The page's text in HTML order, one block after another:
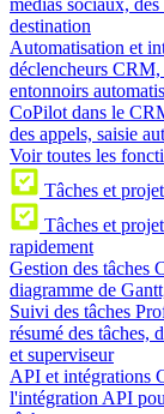
médias sociaux,
destination
Automatisation et
déclencheurs CRM,
entonnoirs
CoPilot dans le
des appels, saisie
Voir toutes les
Tâches et
Tâches et
rapidement
Gestion des tâches
diagramme de
Suivi des tâches
résumé des tâches,
et superviseur
API et intégrations
l'intégration API